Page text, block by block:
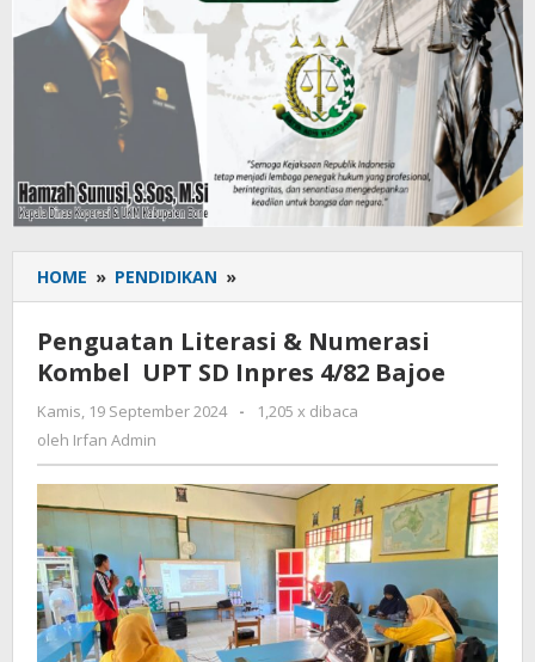
HOME » PENDIDIKAN »
Literasi
Numerasi
Kombel
UPT
Bajoe
Penguatan Literasi & Numerasi
Kombel UPT SD Inpres 4/82 Bajoe
Kamis, 19 September 2024
oleh
-
1,205 x dibaca
oleh Irfan Admin